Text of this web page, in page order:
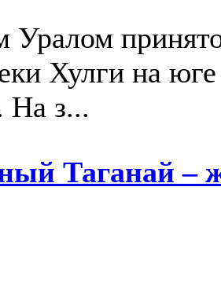
принято
Хулги на
На з...
Таганай –